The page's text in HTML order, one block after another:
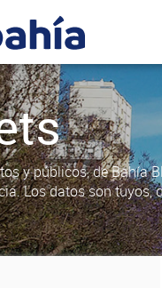
y públicos, de Bahía
Los datos son tuyos,